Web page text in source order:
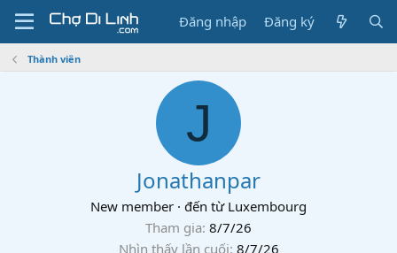
Đăng nhập Đăng ký
Thành viên
J
Jonathanpar
New member · đến từ Luxembourg
Tham gia 8/7/26
Nhìn thấy lần cuối 8/7/26